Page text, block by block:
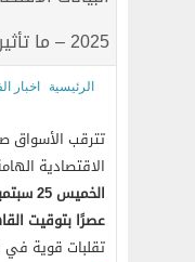
كتب
اتصل بنا
2025 – ما تأثيرها على الدولار؟
الرئيسية اخبار
تترقب الأسواق
الاقتصادية
الخميس 25 سبتمبر 2025
عصرًا بتوقيت
تقلبات قوية في